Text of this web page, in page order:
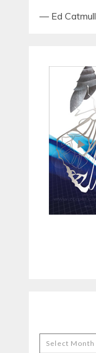
— Ed Catmull
Archives